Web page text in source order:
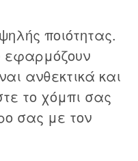
ποιότητας.
εφαρμόζουν
ανθεκτικά και
το χόμπι σας
σας με τον